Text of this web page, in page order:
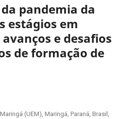
pandemia da
estágios em
e desafios
de formação de
(UEM), Maringá, Paraná, Brasil,